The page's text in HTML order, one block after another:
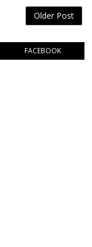
Older Post
FACEBOOK